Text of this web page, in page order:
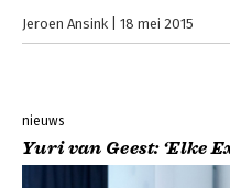
Jeroen Ansink 18 mei 2015
nieuws
Yuri van Geest: ‘Elke